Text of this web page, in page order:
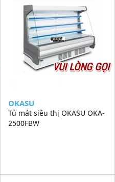
VUI LÒNG GỌI
OKASU
Tủ mát siêu thị OKASU OKA-
2500FBW